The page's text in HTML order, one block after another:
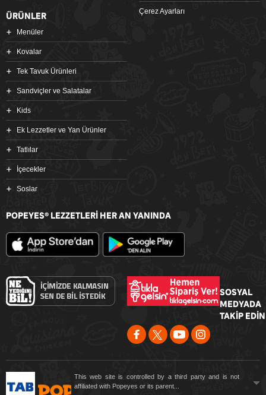
Çerez Ayarları
ÜRÜNLER
Menüler
Kovalar
Tek Tavuk Ürünleri
Sandviçler ve Salatalar
Kids
Ek Lezzetler ve Yan Ürünler
Tatlılar
İçecekler
Soslar
POPEYES® LEZZETLERİ HER AN YANINDA
SOSYAL
MEDYADA
TAKİP EDİN
This web site is controlled by a third party and is not
affiliated with Popeyes or its parent...